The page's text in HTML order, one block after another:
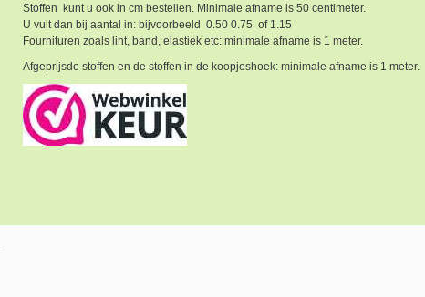
Stoffen kunt u ook in cm bestellen. Minimale afname is 50 centimeter.
U vult dan bij aantal in: bijvoorbeeld 0.50 0.75 of 1.15
Fournituren zoals lint, band, elastiek etc: minimale afname is 1 meter.
Afgeprijsde stoffen en de stoffen in de koopjeshoek: minimale afname is 1 meter.